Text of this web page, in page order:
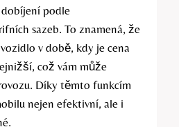
podle
sazeb. To znamená, že
v době, kdy je cena
což vám může
Díky těmto funkcím
nejen efektivní, ale i